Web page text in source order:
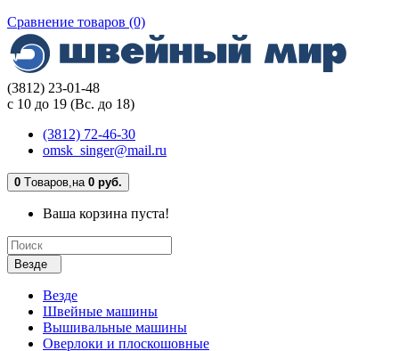
Сравнение товаров (0)
(3812) 23-01-48
с 10 до 19 (Вс. до 18)
(3812) 72-46-30
omsk_singer@mail.ru
0 Tоваров,на 0 руб.
Ваша корзина пуста!
Везде
Везде
Швейные машины
Вышивальные машины
Оверлоки и плоскошовные